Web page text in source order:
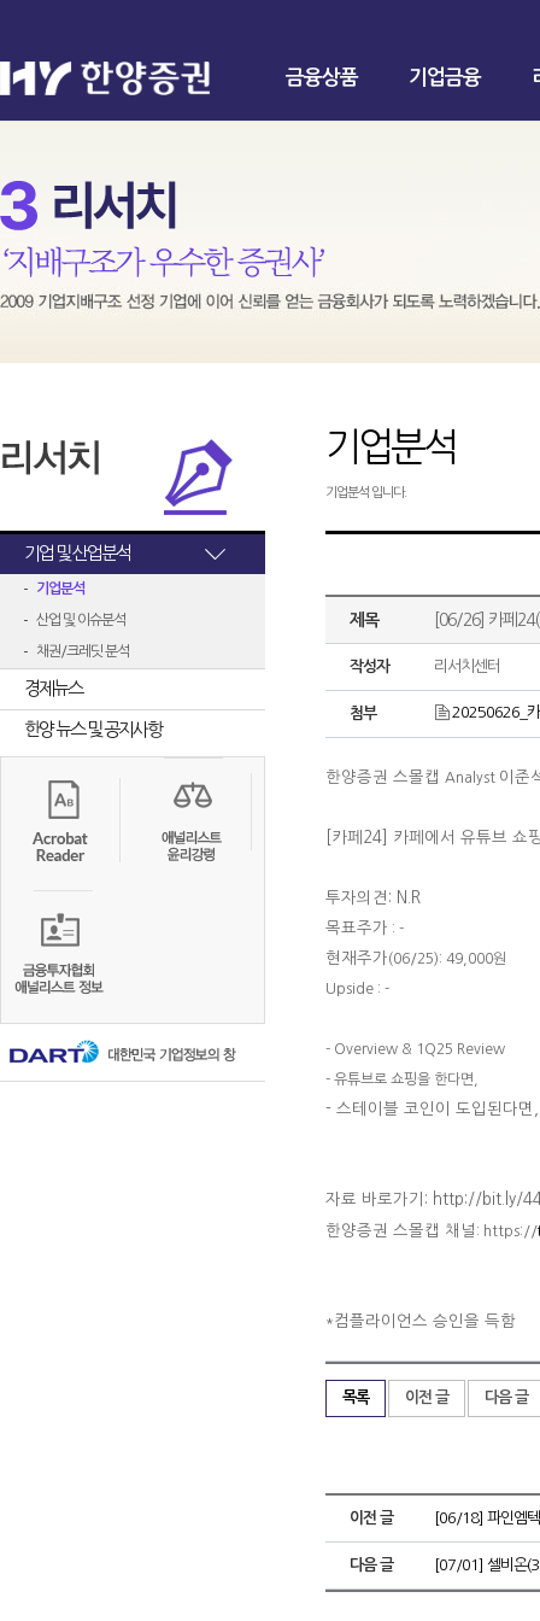
금융상품 기업금융
기업 및 산업분석
기업분석
산업 및 이슈분석
채권/크레딧 분석
경제뉴스
한양 뉴스 및 공지사항
기업분석
기업분석 입니다.
제목 [06/26] 카페
작성자 리서치센터
첨부 20250626_
한양증권 스몰캡 Analyst 이준
[카페24] 카페에서 유튜브 쇼
투자의견: N.R
목표주가 : -
현재주가(06/25): 49,000원
Upside : -
- Overview & 1Q25 Review
- 유튜브로 쇼핑을 한다면,
- 스테이블 코인이 도입된다면,
자료 바로가기: http://bit.ly/
한양증권 스몰캡 채널 : https://
*컴플라이언스 승인을 득함
목록 이전 글 다음 글
이전 글 [06/18] 파인엠
다음 글 [07/01] 셀비온